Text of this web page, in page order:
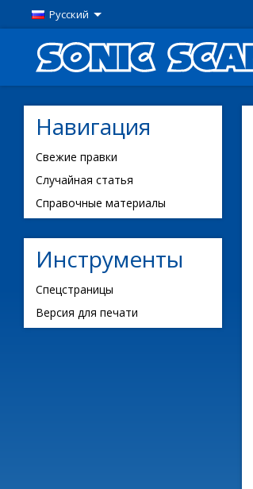
Русский
Навигация
Свежие правки
Случайная статья
Справочные материалы
Инструменты
Спецстраницы
Версия для печати